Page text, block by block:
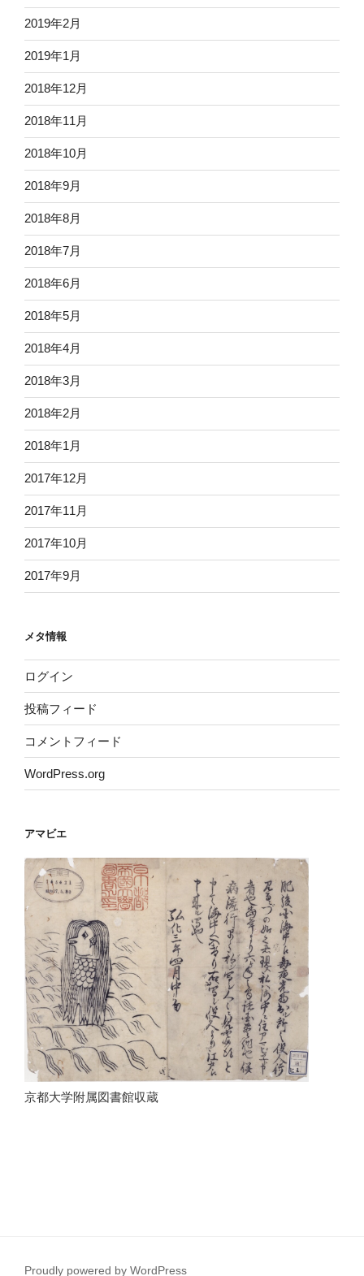
2019年2月
2019年1月
2018年12月
2018年11月
2018年10月
2018年9月
2018年8月
2018年7月
2018年6月
2018年5月
2018年4月
2018年3月
2018年2月
2018年1月
2017年12月
2017年11月
2017年10月
2017年9月
メタ情報
ログイン
投稿フィード
コメントフィード
WordPress.org
アマビエ
京都大学附属図書館収蔵
Proudly powered by WordPress